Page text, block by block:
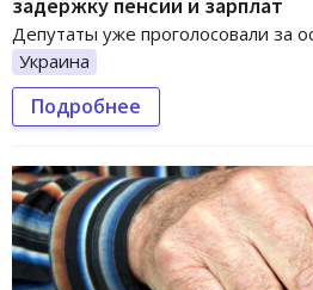
Депутаты уже проголосовали за
Украина
Подробнее